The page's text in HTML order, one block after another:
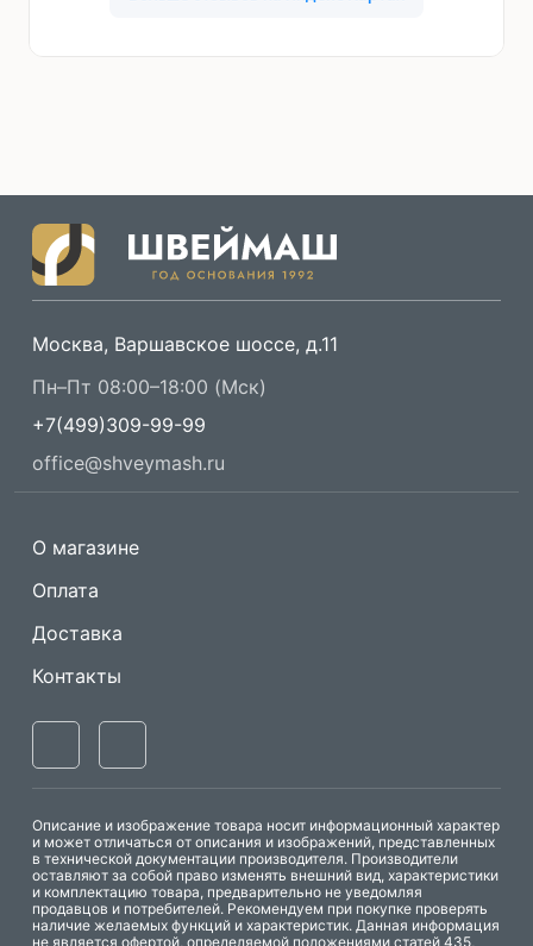
Москва, Варшавское шоссе, д.11
Пн–Пт 08:00–18:00 (Мск)
+7(499)309-99-99
office@shveymash.ru
О магазине
Оплата
Доставка
Контакты
Описание и изображение товара носит информационный характер
и может отличаться от описания и изображений, представленных
в технической документации производителя. Производители
оставляют за собой право изменять внешний вид, характеристики
и комплектацию товара, предварительно не уведомляя
продавцов и потребителей. Рекомендуем при покупке проверять
наличие желаемых функций и характеристик. Данная информация
не является офертой, определяемой положениями статей 435,